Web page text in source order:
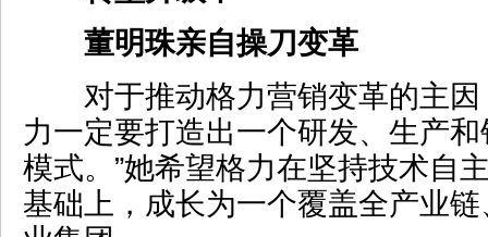
董明珠亲自操刀变革
对于推动格力营销变革的主因
力一定要打造出一个研发、生产
模式。”她希望格力在坚持技术自
基础上，成长为一个覆盖全产业